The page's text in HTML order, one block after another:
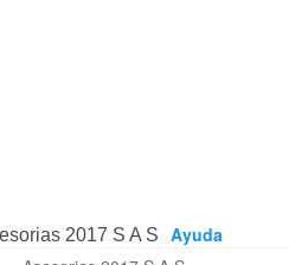
2017 S A S
Ayuda